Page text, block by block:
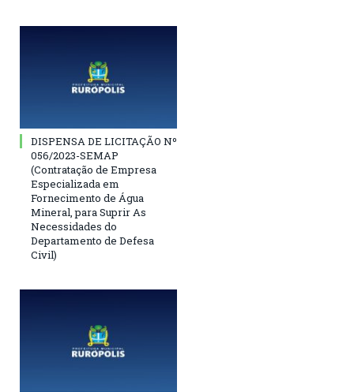
DISPENSA DE LICITAÇÃO Nº
056/2023-SEMAP
(Contratação de Empresa
Especializada em
Fornecimento de Água
Mineral, para Suprir As
Necessidades do
Departamento de Defesa
Civil)